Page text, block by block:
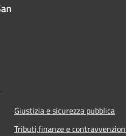
Giustizia e sicurezza pubblica
Tributi,finanze e